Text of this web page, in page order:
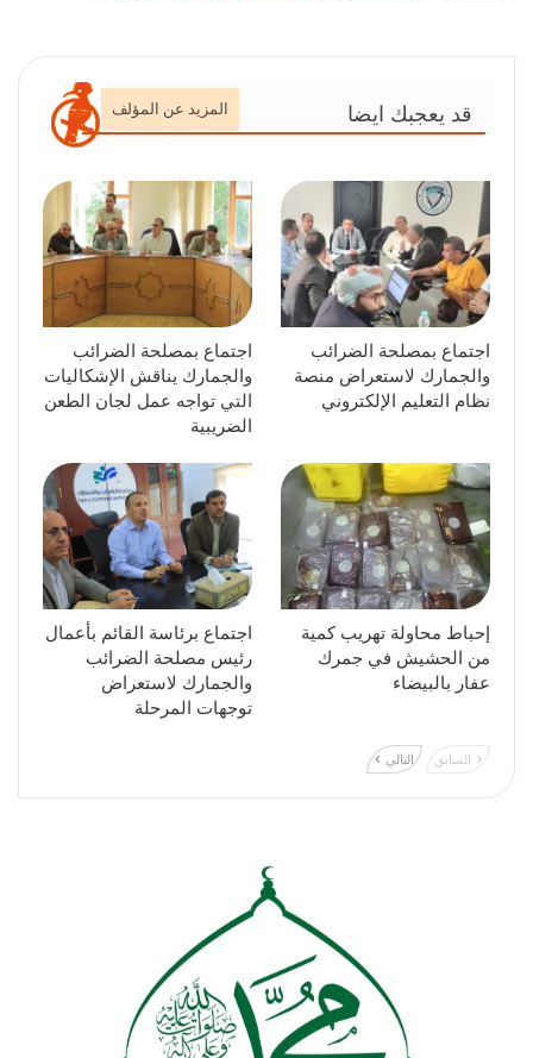
قد يعجبك ايضا المزيد عن المؤلف
اجتماع بمصلحة الضرائب
والجمارك لاستعراض منصة
نظام التعليم الإلكتروني
اجتماع بمصلحة الضرائب
والجمارك يناقش الإشكاليات
التي تواجه عمل لجان الطعن
الضريبية
إحباط محاولة تهريب كمية
من الحشيش في جمرك
عفار بالبيضاء
اجتماع برئاسة القائم بأعمال
رئيس مصلحة الضرائب
والجمارك لاستعراض
توجهات المرحلة
السابق التالي